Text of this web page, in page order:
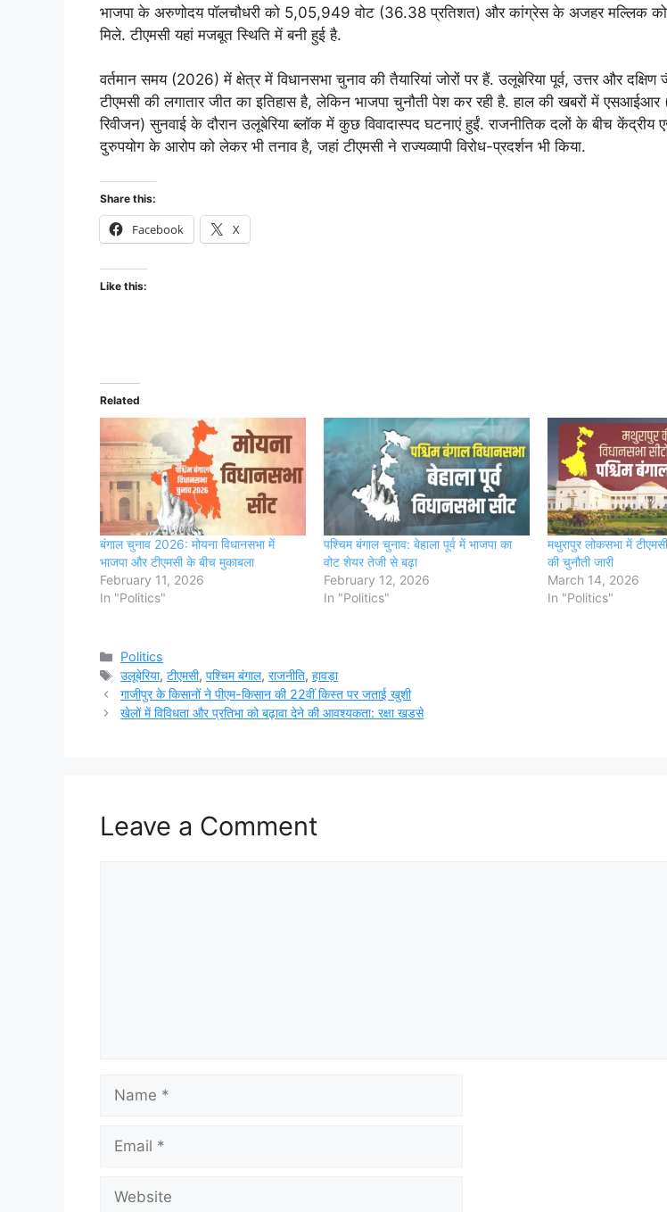
भाजपा के अरुणोदय पॉलचौधरी को 5,05,949 वोट (36.38 प्रतिशत) और कांग्रेस के अजहर मल्लिक
मिले. टीएमसी यहां मजबूत स्थिति में बनी हुई है.
वर्तमान समय (2026) में क्षेत्र में विधानसभा चुनाव की तैयारियां जोरों पर हैं. उलूबेरिया पूर्व, उत्तर और दक्षिण
टीएमसी की लगातार जीत का इतिहास है, लेकिन भाजपा चुनौती पेश कर रही है. हाल की खबरों में
रिवीजन) सुनवाई के दौरान उलूबेरिया ब्लॉक में कुछ विवादास्पद घटनाएं हुईं. राजनीतिक दलों के बीच केंद्रीय
दुरुपयोग के आरोप को लेकर भी तनाव है, जहां टीएमसी ने राज्यव्यापी विरोध-प्रदर्शन भी किया.
Share this:
Facebook X
Like this:
Related
बंगाल चुनाव 2026: मोयना विधानसभा में
भाजपा और टीएमसी के बीच मुकाबला
February 11, 2026
In "Politics"
पश्चिम बंगाल चुनाव: बेहाला पूर्व में भाजपा का
वोट शेयर तेजी से बढ़ा
February 12, 2026
In "Politics"
मथुरापुर लोकसभा में
की चुनौती जारी
March 14, 2026
In "Politics"
Categories
Politics
Tags
उलूबेरिया,टीएमसी,पश्चिम बंगाल,राजनीति,हावड़ा
गाजीपुर के किसानों ने पीएम-किसान की 22वीं किस्त पर जताई खुशी
खेलों में विविधता और प्रतिभा को बढ़ावा देने की आवश्यकता: रक्षा खडसे
Leave a Comment
Name
Email
Website